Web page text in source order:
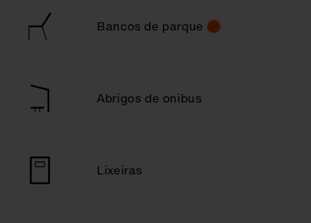
Bancos de parque
Abrigos de onibus
Lixeiras